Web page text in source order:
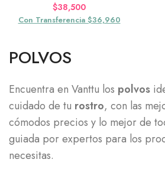
$38,500
Con Transferencia $36,960
POLVOS
Encuentra en Vanttu los polvos
cuidado de tu rostro, con las
cómodos precios y lo mejor de
guiada por expertos para los
necesitas.